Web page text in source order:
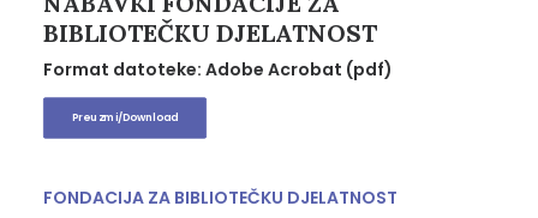
BIBLIOTEČKU DJELATNOST
Format datoteke: Adobe Acrobat (pdf)
Preuzmi/Download
FONDACIJA ZA BIBLIOTEČKU DJELATNOST